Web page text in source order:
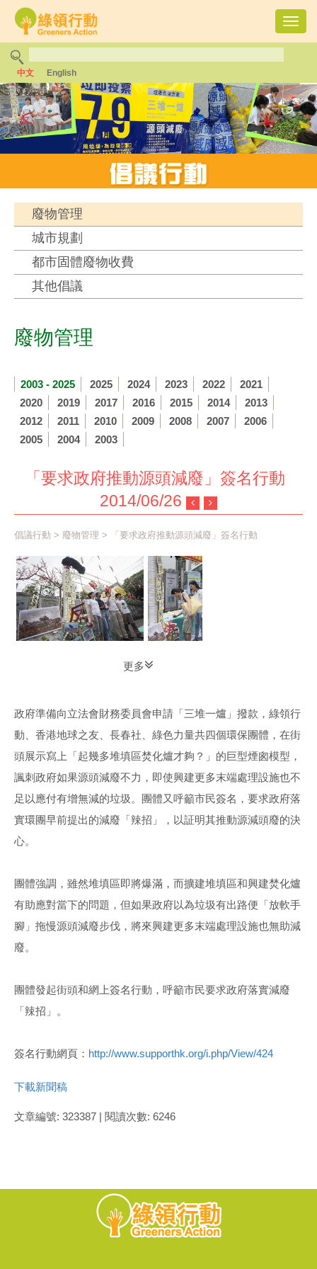
中文 English
廢物管理
城市規劃
都市固體廢物收費
其他倡議
廢物管理
2003 - 2025 2025 2024 2023 2022
2021
2020
2019 2017 2016 2015 2014
2013
2012
2011 2010 2009 2008 2007
2006
2005
2004 2003
「要求政府推動源頭減廢」簽名行動
2014/06/26
倡議行動 > 廢物管理 > 「要求政府推動源頭減廢」簽名行動
更多
政府準備向立法會財務委員會申請「三堆一爐」撥款，綠領行
動、香港地球之友、長春社、綠色力量共四個環保團體，在街
頭展示寫上「起幾多堆填區焚化爐才夠？」的巨型煙囪模型，
諷刺政府如果源頭減廢不力，即使興建更多末端處理設施也不
足以應付有增無減的垃圾。團體又呼籲市民簽名，要求政府落
實環團早前提出的減廢「辣招」，以証明其推動源減頭廢的決
心。
團體強調，雖然堆填區即將爆滿，而擴建堆填區和興建焚化爐
有助應對當下的問題，但如果政府以為垃圾有出路便「放軟手
腳」拖慢源頭減廢步伐，將來興建更多末端處理設施也無助減
廢。
團體發起街頭和網上簽名行動，呼籲市民要求政府落實減廢
「辣招」。
簽名行動網頁： http://www.supporthk.org/i.php/View/424
下載新聞稿
文章編號: 323387 | 閱讀次數: 6246